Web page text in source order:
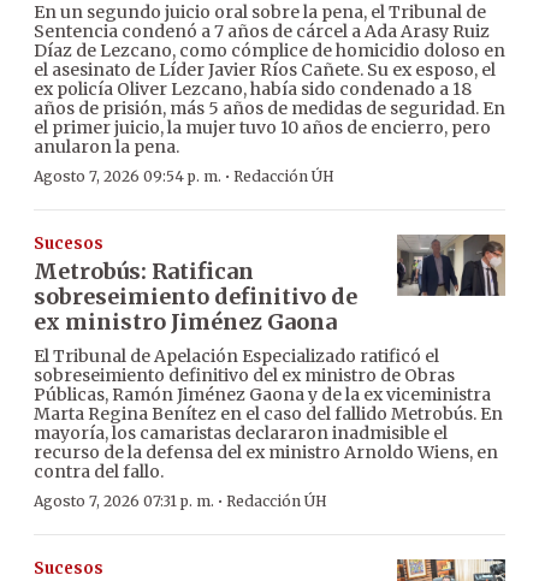
En un segundo juicio oral sobre la pena, el Tribunal de
Sentencia condenó a 7 años de cárcel a Ada Arasy Ruiz
Díaz de Lezcano, como cómplice de homicidio doloso en
el asesinato de Líder Javier Ríos Cañete. Su ex esposo, el
ex policía Oliver Lezcano, había sido condenado a 18
años de prisión, más 5 años de medidas de seguridad. En
el primer juicio, la mujer tuvo 10 años de encierro, pero
anularon la pena.
Agosto 7, 2026 09:54 p. m. · Redacción ÚH
Sucesos
Metrobús: Ratifican
sobreseimiento definitivo de
ex ministro Jiménez Gaona
El Tribunal de Apelación Especializado ratificó el
sobreseimiento definitivo del ex ministro de Obras
Públicas, Ramón Jiménez Gaona y de la ex viceministra
Marta Regina Benítez en el caso del fallido Metrobús. En
mayoría, los camaristas declararon inadmisible el
recurso de la defensa del ex ministro Arnoldo Wiens, en
contra del fallo.
Agosto 7, 2026 07:31 p. m. · Redacción ÚH
Sucesos